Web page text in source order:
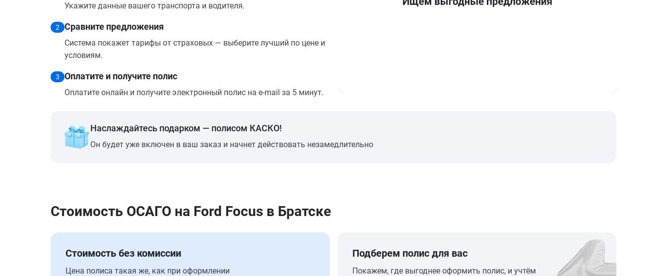
Укажите данные вашего транспорта и водителя.
2 Сравните предложения
Система покажет тарифы от страховых — выберите лучший по цене и
условиям.
3 Оплатите и получите полис
Оплатите онлайн и получите электронный полис на e-mail за 5 минут.
Наслаждайтесь подарком — полисом КАСКО!
Он будет уже включен в ваш заказ и начнет действовать незамедлительно
Стоимость ОСАГО на Ford Focus в Братске
Стоимость без комиссии
Цена полиса такая же, как при оформлении
Подберем полис для вас
Покажем, где выгоднее оформить полис, и учтём